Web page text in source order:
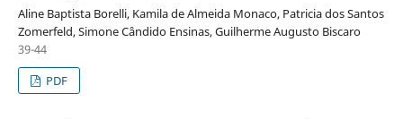
Aline Baptista Borelli, Kamila de Almeida Monaco, Patricia dos Santos
Zomerfeld, Simone Cândido Ensinas, Guilherme Augusto Biscaro
39-44
PDF